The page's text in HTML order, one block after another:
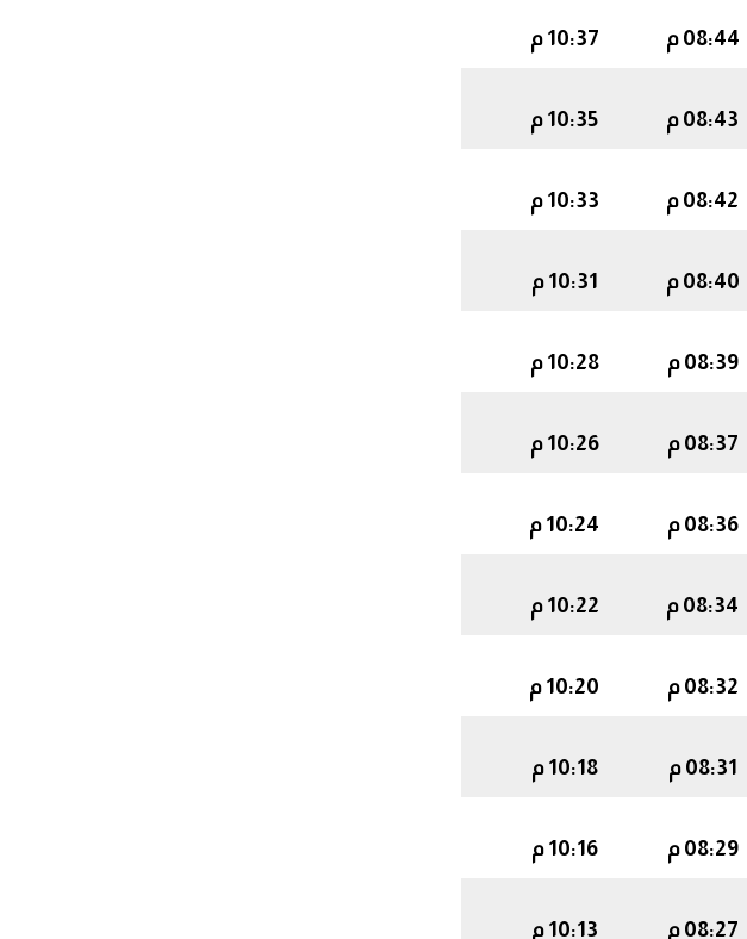
08:44 م 10:37 م
08:43 م 10:35 م
08:42 م 10:33 م
08:40 م 10:31 م
08:39 م 10:28 م
08:37 م 10:26 م
08:36 م 10:24 م
08:34 م 10:22 م
08:32 م 10:20 م
08:31 م 10:18 م
08:29 م 10:16 م
08:27 م 10:13 م